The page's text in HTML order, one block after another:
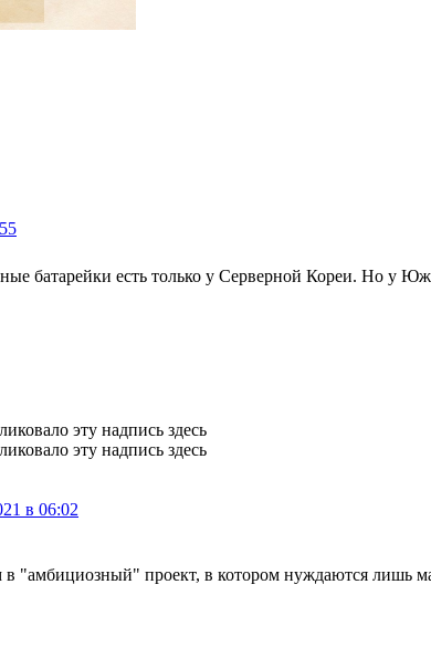
батарейки есть только у Серверной Кореи. Но у
эту надпись здесь
эту надпись здесь
в 06:02
"амбициозный" проект, в котором нуждаются лишь